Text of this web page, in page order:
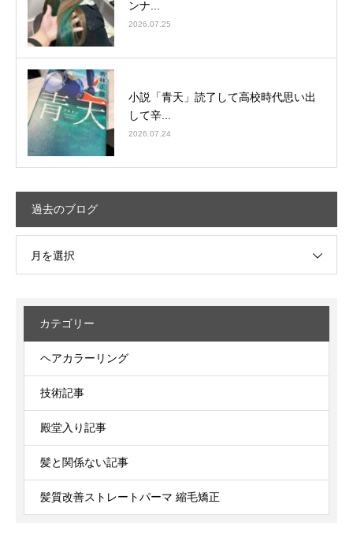
ンナ...
2026.07.25
小説「青天」読了して高校時代思い出
して辛...
2026.07.24
過去のブログ
月を選択
カテゴリー
ヘアカラーリング
技術記事
殿堂入り記事
髪と関係ない記事
髪質改善ストレートパーマ 縮毛矯正